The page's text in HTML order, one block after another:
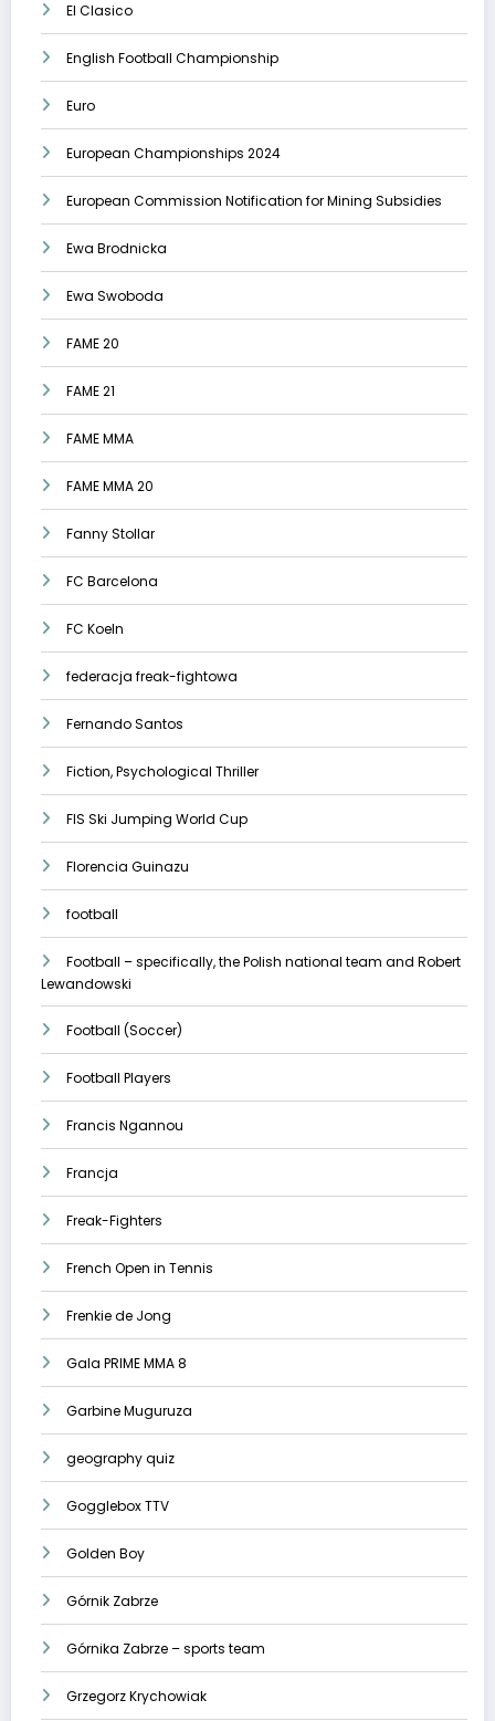
El Clasico
English Football Championship
Euro
European Championships 2024
European Commission Notification for Mining Subsidies
Ewa Brodnicka
Ewa Swoboda
FAME 20
FAME 21
FAME MMA
FAME MMA 20
Fanny Stollar
FC Barcelona
FC Koeln
federacja freak-fightowa
Fernando Santos
Fiction, Psychological Thriller
FIS Ski Jumping World Cup
Florencia Guinazu
football
Football – specifically, the Polish national team and Robert
Lewandowski
Football (Soccer)
Football Players
Francis Ngannou
Francja
Freak-Fighters
French Open in Tennis
Frenkie de Jong
Gala PRIME MMA 8
Garbine Muguruza
geography quiz
Gogglebox TTV
Golden Boy
Górnik Zabrze
Górnika Zabrze – sports team
Grzegorz Krychowiak